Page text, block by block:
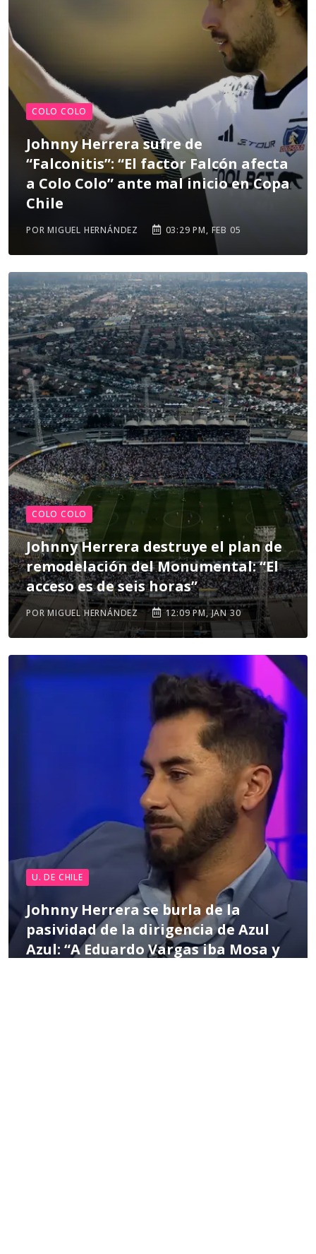
COLO COLO
Johnny Herrera sufre de
“Falconitis”: “El factor Falcón afecta
a Colo Colo” ante mal inicio en Copa
Chile
POR MIGUEL HERNÁNDEZ 03:29 PM, FEB 05
COLO COLO
Johnny Herrera destruye el plan de
remodelación del Monumental: “El
acceso es de seis horas”
POR MIGUEL HERNÁNDEZ 12:09 PM, JAN 30
U. DE CHILE
Johnny Herrera se burla de la
pasividad de la dirigencia de Azul
Azul: “A Eduardo Vargas iba Mosa y